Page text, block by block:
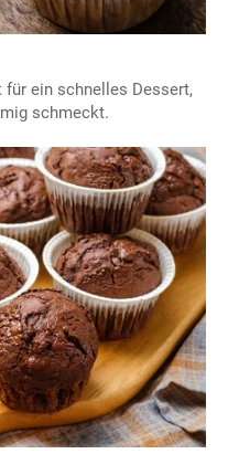
für ein schnelles Dessert,
schmeckt.